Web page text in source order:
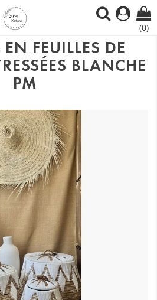
(0)
FEUILLES DE
BLANCHE
PM